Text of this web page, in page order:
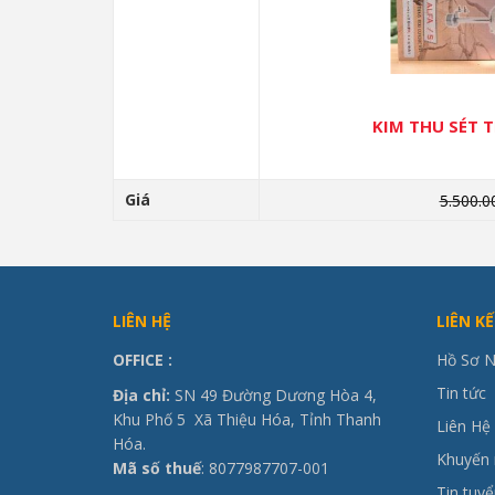
KIM THU SÉT
Giá
LIÊN HỆ
OFFICE :
Địa chỉ: SN 49 Đường Dương Hòa 4,
Khu Phố 5 Xã Thiệu Hóa, Tỉnh Thanh
Hóa.
Mã số thuế: 8077987707-001
LIÊN
Hồ Sơ
Tin tức
Liên Hệ
Khuyến